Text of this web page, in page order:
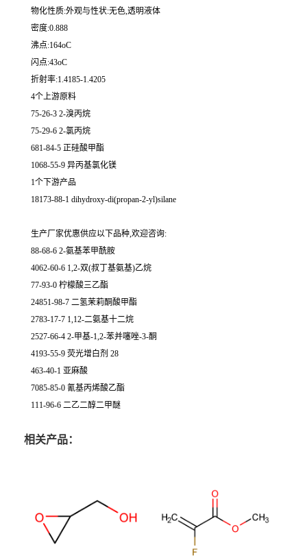
物化性质:外观与性状:无色,透明液体
密度:0.888
沸点:164oC
闪点:43oC
折射率:1.4185-1.4205
4个上游原料
75-26-3 2-溴丙烷
75-29-6 2-氯丙烷
681-84-5 正硅酸甲酯
1068-55-9 异丙基氯化镁
1个下游产品
18173-88-1 dihydroxy-di(propan-2-yl)silane
生产厂家优惠供应以下品种,欢迎咨询:
88-68-6 2-氨基苯甲酰胺
4062-60-6 1,2-双(叔丁基氨基)乙烷
77-93-0 柠檬酸三乙酯
24851-98-7 二氢茉莉酮酸甲酯
2783-17-7 1,12-二氨基十二烷
2527-66-4 2-甲基-1,2-苯并噻唑-3-酮
4193-55-9 荧光增白剂 28
463-40-1 亚麻酸
7085-85-0 氰基丙烯酸乙酯
111-96-6 二乙二醇二甲醚
相关产品：